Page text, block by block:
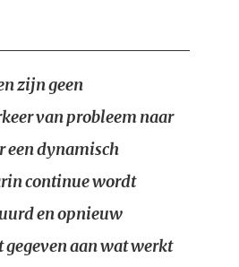
zijn geen
van probleem naar
een dynamisch
continue wordt
en opnieuw
aan wat werkt